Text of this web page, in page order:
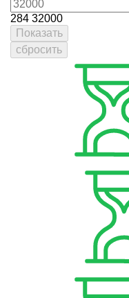
284 32000
Показать
сбросить